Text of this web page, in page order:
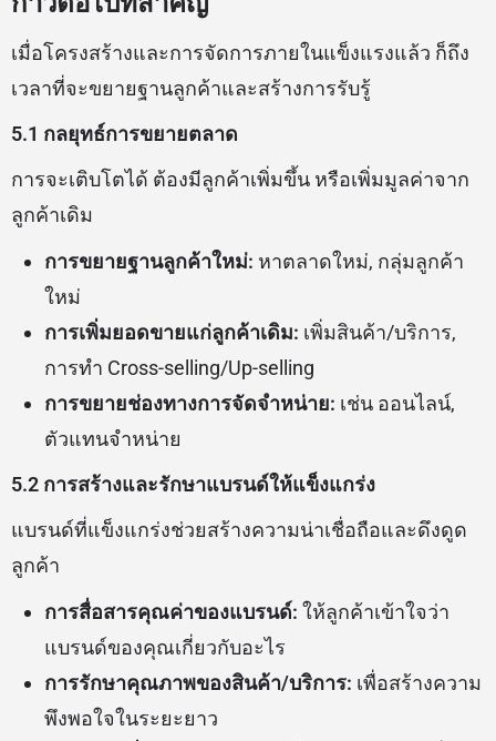
เมื่อโครงสร้างและการจัดการภายในแข็งแรงแล้ว ก็ถึง
เวลาที่จะขยายฐานลูกค้าและสร้างการรับรู้
5.1 กลยุทธ์การขยายตลาด
การจะเติบโตได้ ต้องมีลูกค้าเพิ่มขึ้น หรือเพิ่มมูลค่าจาก
ลูกค้าเดิม
การขยายฐานลูกค้าใหม่: หาตลาดใหม่, กลุ่มลูกค้า
ใหม่
การเพิ่มยอดขายแก่ลูกค้าเดิม: เพิ่มสินค้า/บริการ,
การทำ Cross-selling/Up-selling
การขยายช่องทางการจัดจำหน่าย: เช่น ออนไลน์,
ตัวแทนจำหน่าย
5.2 การสร้างและรักษาแบรนด์ให้แข็งแกร่ง
แบรนด์ที่แข็งแกร่งช่วยสร้างความน่าเชื่อถือและดึงดูด
ลูกค้า
การสื่อสารคุณค่าของแบรนด์: ให้ลูกค้าเข้าใจว่า
แบรนด์ของคุณเกี่ยวกับอะไร
การรักษาคุณภาพของสินค้า/บริการ: เพื่อสร้างความ
พึงพอใจในระยะยาว